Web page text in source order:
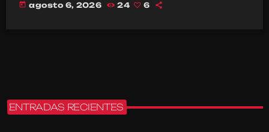
today agosto 6, 2026 24 6
ENTRADAS RECIENTES